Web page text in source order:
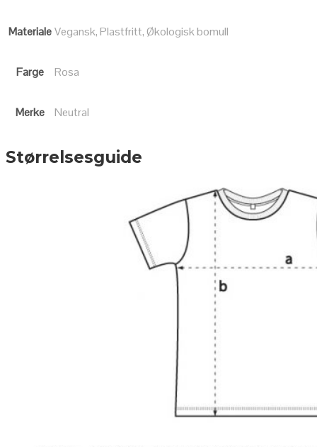
Materiale Vegansk, Plastfritt, Økologisk bomull
Farge Rosa
Merke Neutral
Størrelsesguide